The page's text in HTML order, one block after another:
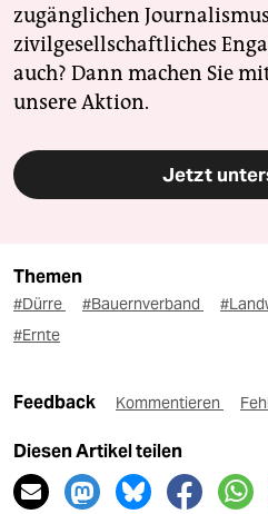
zugänglichen
zivilgesellschaftliches
auch? Dann machen Sie
unsere Aktion.
Jetzt
Themen
#Dürre #Bauernverband
#Ernte
Feedback Kommentieren
Diesen Artikel teilen